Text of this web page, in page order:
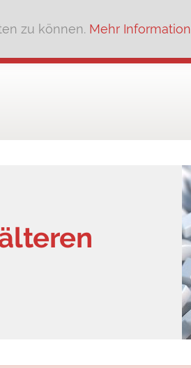
zu können. Mehr Information